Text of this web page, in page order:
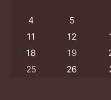
4
5
11
12
18
19
25
26